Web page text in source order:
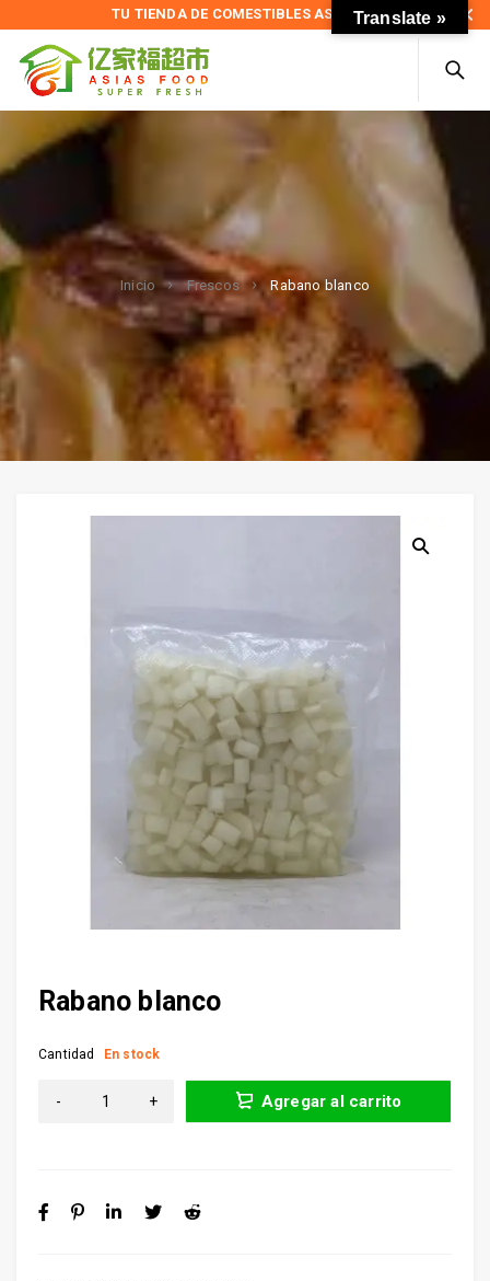
TU TIENDA DE COMESTIBLES ASIÁTICOS
Inicio Frescos Rabano blanco
Rabano blanco
Cantidad En stock
Agregar al carrito
Translate »